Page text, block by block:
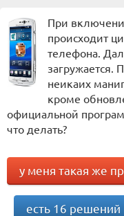
При
происходит
телефона.
загружается.
неикаих
кроме
официальной
что делать?
у меня такая же
есть 16 решений